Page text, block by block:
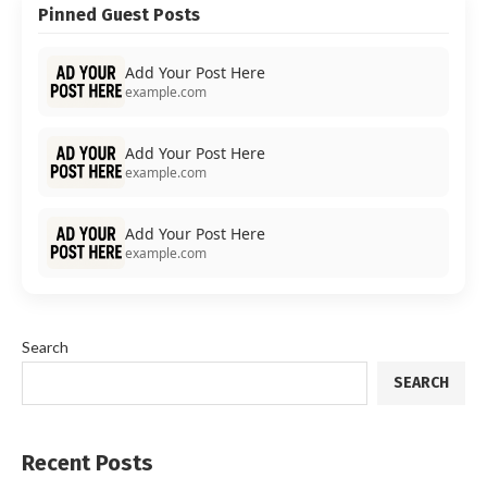
Pinned Guest Posts
Add Your Post Here
example.com
Add Your Post Here
example.com
Add Your Post Here
example.com
Search
SEARCH
Recent Posts